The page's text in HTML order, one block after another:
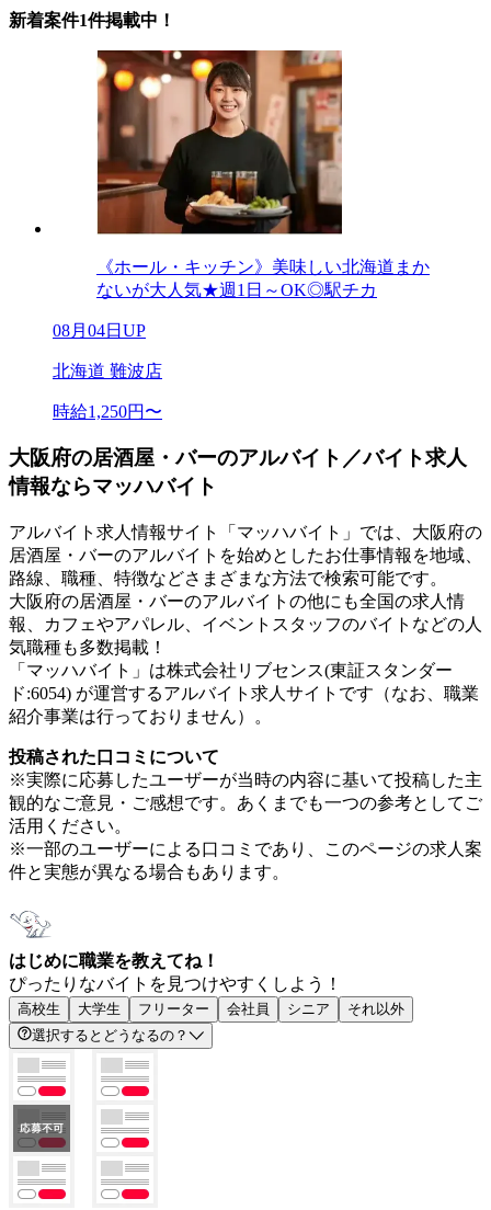
新着案件1件掲載中！
《ホール・キッチン》美味しい北海道まか
ないが大人気★週1日～OK◎駅チカ
08月04日UP
北海道 難波店
時給1,250円〜
大阪府の居酒屋・バーのアルバイト／バイト求人
情報ならマッハバイト
アルバイト求人情報サイト「マッハバイト」では、大阪府の
居酒屋・バーのアルバイトを始めとしたお仕事情報を地域、
路線、職種、特徴などさまざまな方法で検索可能です。
大阪府の居酒屋・バーのアルバイトの他にも全国の求人情
報、カフェやアパレル、イベントスタッフのバイトなどの人
気職種も多数掲載！
「マッハバイト」は株式会社リブセンス(東証スタンダー
ド:6054) が運営するアルバイト求人サイトです（なお、職業
紹介事業は行っておりません）。
投稿された口コミについて
※実際に応募したユーザーが当時の内容に基いて投稿した主
観的なご意見・ご感想です。あくまでも一つの参考としてご
活用ください。
※一部のユーザーによる口コミであり、このページの求人案
件と実態が異なる場合もあります。
はじめに職業を教えてね！
ぴったりなバイトを見つけやすくしよう！
高校生 大学生 フリーター 会社員 シニア
それ以外
選択するとどうなるの？